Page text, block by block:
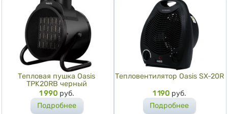
Тепловая пушка Oasis
TPK20RB черный
Цена
1 990 руб.
Подробнее
Тепловентилятор Oasis SX-20R
Цена
1 190 руб.
Подробнее